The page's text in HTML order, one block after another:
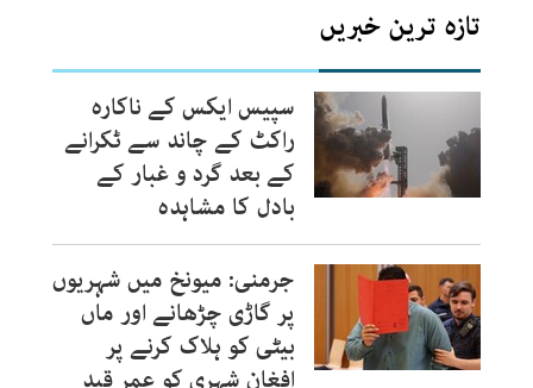
تازہ ترین خبریں
سپیس ایکس کے ناکارہ
راکٹ کے چاند سے ٹکرانے
کے بعد گرد و غبار کے
بادل کا مشاہدہ
جرمنی: میونخ میں شہریوں
پر گاڑی چڑھانے اور ماں
بیٹی کو ہلاک کرنے پر
افغان شہری کو عمر قید